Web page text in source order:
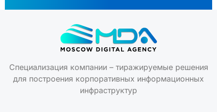
Специализация компании – тиражируемые решения
для построения корпоративных информационных
инфраструктур